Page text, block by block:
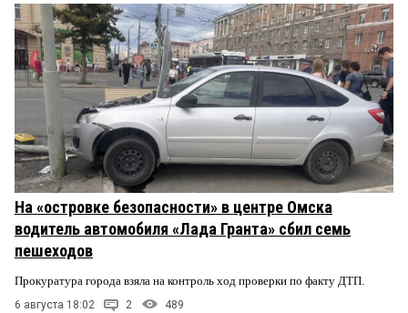
На «островке безопасности» в центре Омска
водитель автомобиля «Лада Гранта» сбил семь
пешеходов
Прокуратура города взяла на контроль ход проверки по факту ДТП.
6 августа 18:02 2 489